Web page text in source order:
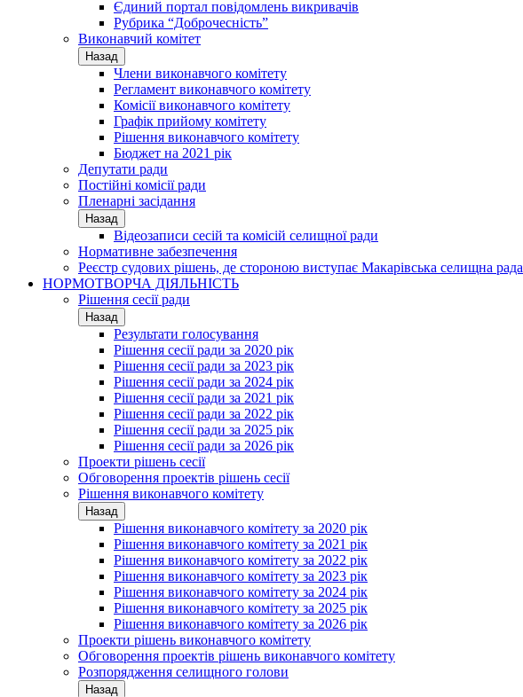
Єдиний портал повідомлень викривачів
Рубрика “Доброчесність”
Виконавчий комітет
Назад
Члени виконавчого комітету
Регламент виконавчого комітету
Комісії виконавчого комітету
Графік прийому комітету
Рішення виконавчого комітету
Бюджет на 2021 рік
Депутати ради
Постійні комісії ради
Пленарні засідання
Назад
Відеозаписи сесій та комісій селищної ради
Нормативне забезпечення
Реєстр судових рішень, де стороною виступає Макарівська селищна рада
НОРМОТВОРЧА ДІЯЛЬНІСТЬ
Рішення сесії ради
Назад
Результати голосування
Рішення сесії ради за 2020 рік
Рішення сесії ради за 2023 рік
Рішення сесії ради за 2024 рік
Рішення сесії ради за 2021 рік
Рішення сесії ради за 2022 рік
Рішення сесії ради за 2025 рік
Рішення сесії ради за 2026 рік
Проекти рішень сесії
Обговорення проектів рішень сесії
Рішення виконавчого комітету
Назад
Рішення виконавчого комітету за 2020 рік
Рішення виконавчого комітету за 2021 рік
Рішення виконавчого комітету за 2022 рік
Рішення виконавчого комітету за 2023 рік
Рішення виконавчого комітету за 2024 рік
Рішення виконавчого комітету за 2025 рік
Рішення виконавчого комітету за 2026 рік
Проекти рішень виконавчого комітету
Обговорення проектів рішень виконавчого комітету
Розпорядження селищного голови
Назад